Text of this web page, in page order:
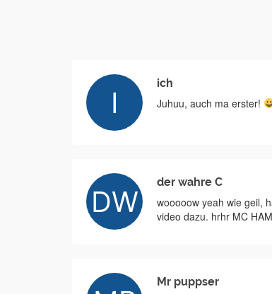
ich
Juhuu, auch ma erster!
der wahre C
wooooow yeah wie geil,
video dazu. hrhr MC
Mr puppser